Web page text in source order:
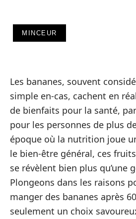
MINCEUR
Les bananes, souvent
simple en-cas, cachent en
de bienfaits pour la santé,
pour les personnes de plus
époque où la nutrition joue
le bien-être général, ces
se révèlent bien plus qu’une
Plongeons dans les raisons
manger des bananes après
seulement un choix